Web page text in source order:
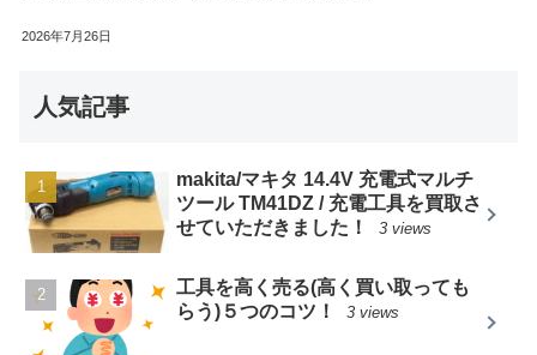
2026年7月26日
人気記事
makita/マキタ 14.4V 充電式マルチ
ツール TM41DZ / 充電工具を買取さ
せていただきました！
3 views
工具を高く売る(高く買い取っても
らう)５つのコツ！
3 views